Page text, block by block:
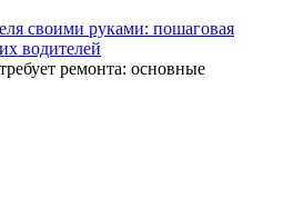
своими руками: пошаговая
водителей
ремонта: основные